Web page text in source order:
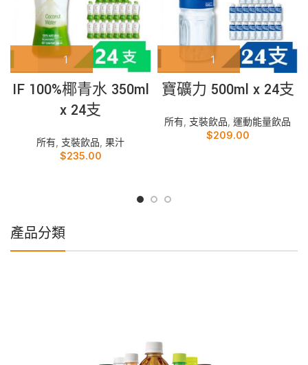
IF 100%椰青水 350ml
x 24支
所有 支裝飲品 果汁
$235.00
寶礦力 500ml x 24支
所有 支裝飲品 運動能量飲品
$209.00
產品分類